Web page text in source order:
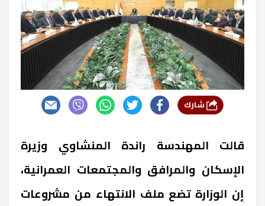
قالت المهندسة راندة المنشاوي وزيرة
الإسكان والمرافق والمجتمعات العمرانية،
إن الوزارة تضع ملف الانتهاء من مشروعات